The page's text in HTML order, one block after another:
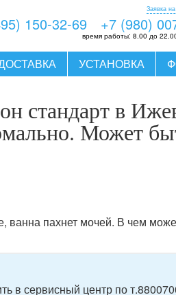
150-32-69 +7 (980)
Заявка
время работы: 8.00 до
УСТАНОВКА
стандарт в
Может
ванна пахнет мочей. В чем
в сервисный центр по